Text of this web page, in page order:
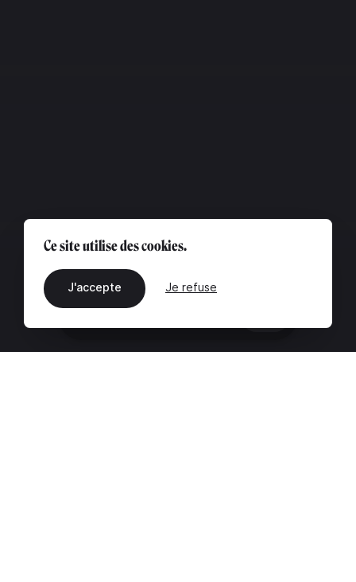
Ce site utilise des cookies.
J'accepte Je refuse